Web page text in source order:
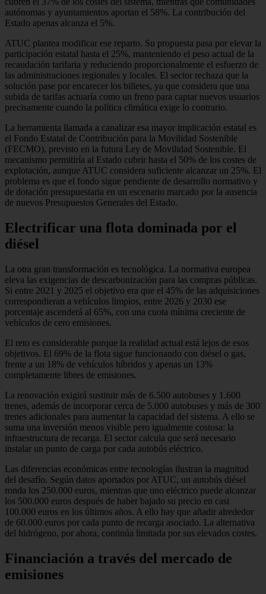
autónomas y ayuntamientos aportan el 58%. La contribución del
Estado apenas alcanza el 5%.
ATUC plantea modificar ese reparto. Su propuesta pasa por elevar la
participación estatal hasta el 25%, manteniendo el peso actual de la
recaudación tarifaria y reduciendo proporcionalmente el esfuerzo de
las administraciones regionales y locales. El sector rechaza que la
solución pase por encarecer los billetes, ya que considera que una
subida de tarifas actuaría como un freno para captar nuevos usuarios
precisamente cuando la política climática exige lo contrario.
La herramienta llamada a canalizar esa mayor implicación estatal es
el Fondo Estatal de Contribución para la Movilidad Sostenible
(FECMO), previsto en la futura Ley de Movilidad Sostenible. El
mecanismo permitiría al Estado cubrir hasta el 50% de los costes de
explotación, aunque ATUC considera suficiente alcanzar un 25%. El
problema es que el fondo sigue pendiente de desarrollo normativo y
de dotación presupuestaria en un escenario marcado por la ausencia
de nuevos Presupuestos Generales del Estado.
Electrificar una flota dominada por el
diésel
La otra gran transformación es tecnológica. La normativa europea
eleva las exigencias de descarbonización para las compras públicas.
Si entre 2021 y 2025 el objetivo era que el 45% de las adquisiciones
correspondieran a vehículos limpios, entre 2026 y 2030 ese
porcentaje ascenderá al 65%, con una cuota mínima creciente de
vehículos de cero emisiones.
El reto es considerable porque la realidad actual está lejos de esos
objetivos. El 69% de la flota sigue funcionando con diésel o gas,
frente a un 18% de vehículos híbridos y apenas un 13%
completamente libres de emisiones.
La renovación exigirá sustituir más de 6.500 autobuses y 1.600
trenes, además de incorporar cerca de 5.000 autobuses y más de 300
trenes adicionales para aumentar la capacidad del sistema. A ello se
suma una inversión menos visible pero igualmente costosa: la
infraestructura de recarga. El sector calcula que será necesario
instalar un punto de carga por cada autobús eléctrico.
Las diferencias económicas entre tecnologías ilustran la magnitud
del desafío. Según datos aportados por ATUC, un autobús diésel
ronda los 250.000 euros, mientras que uno eléctrico puede alcanzar
los 500.000 euros después de haber bajado su precio en casi
100.000 euros en los últimos años. A ello hay que añadir alrededor
de 60.000 euros por cada punto de recarga asociado. La alternativa
del hidrógeno, por ahora, continúa limitada por sus elevados costes.
Financiación a través del mercado de
emisiones